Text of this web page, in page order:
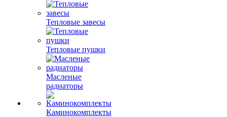
Тепловые завесы
Тепловые пушки
Масленые
радиаторы
Каминокомплекты